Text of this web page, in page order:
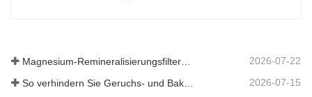
2026-07-22
So verhindern Sie Geruchs- und Bakterienbildung in Abwassertanks von Scheuersaugmaschinen 2026-07-15